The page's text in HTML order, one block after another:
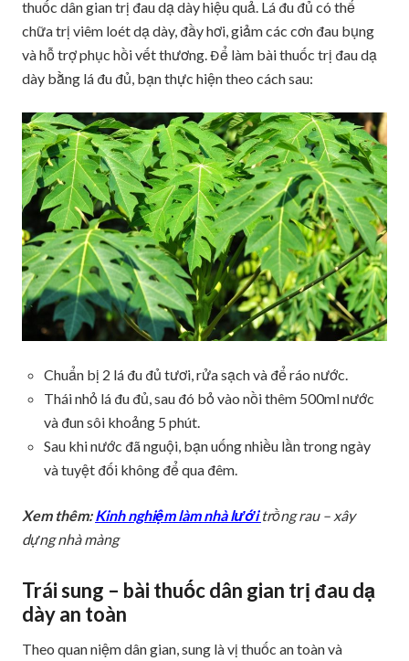
thuốc dân gian trị đau dạ dày hiệu quả. Lá đu đủ có thể
chữa trị viêm loét dạ dày, đầy hơi, giảm các cơn đau bụng
và hỗ trợ phục hồi vết thương. Để làm bài thuốc trị đau dạ
dày bằng lá đu đủ, bạn thực hiện theo cách sau:
Chuẩn bị 2 lá đu đủ tươi, rửa sạch và để ráo nước.
Thái nhỏ lá đu đủ, sau đó bỏ vào nồi thêm 500ml nước
và đun sôi khoảng 5 phút.
Sau khi nước đã nguội, bạn uống nhiều lần trong ngày
và tuyệt đối không để qua đêm.
Xem thêm: Kinh nghiệm làm nhà lưới trồng rau – xây
dựng nhà màng
Trái sung – bài thuốc dân gian trị đau dạ
dày an toàn
Theo quan niệm dân gian, sung là vị thuốc an toàn và